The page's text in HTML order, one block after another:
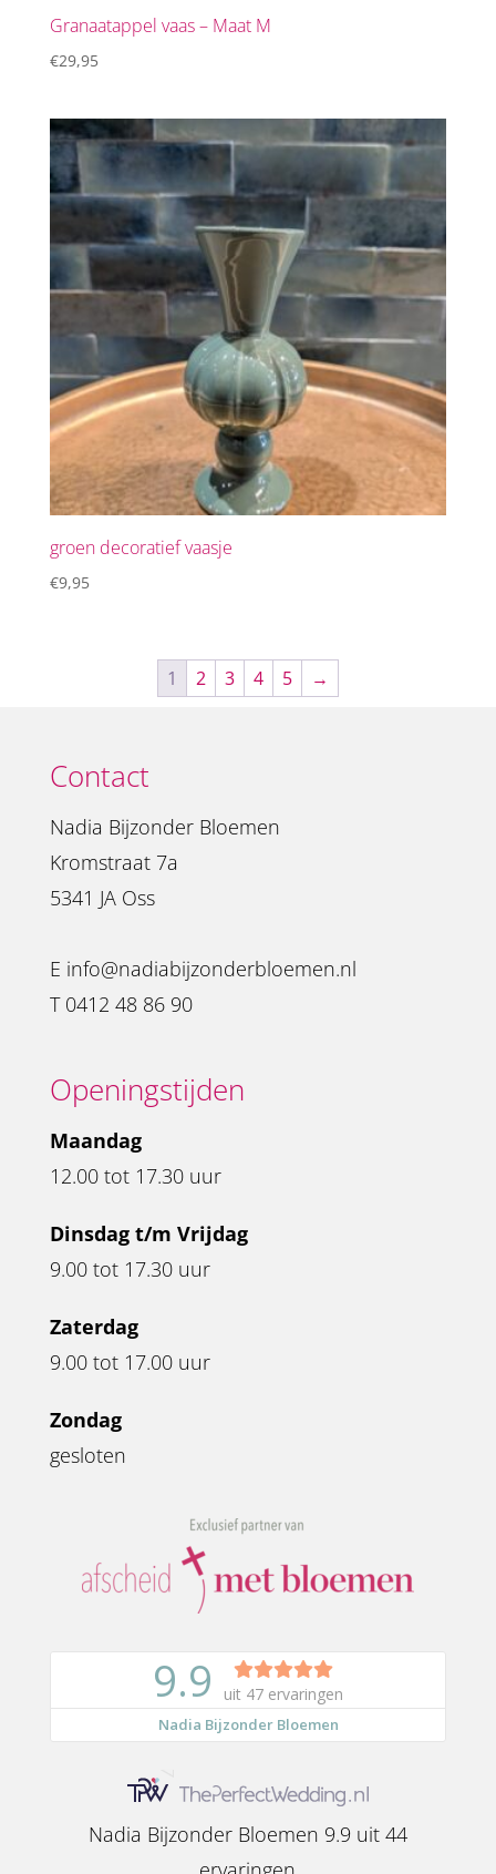
Granaatappel vaas – Maat M
€29,95
groen decoratief vaasje
€9,95
1 2 3 4 5 →
Contact
Nadia Bijzonder Bloemen
Kromstraat 7a
5341 JA Oss
E info@nadiabijzonderbloemen.nl
T 0412 48 86 90
Openingstijden
Maandag
12.00 tot 17.30 uur
Dinsdag t/m Vrijdag
9.00 tot 17.30 uur
Zaterdag
9.00 tot 17.00 uur
Zondag
gesloten
Nadia Bijzonder Bloemen 9.9uit 44